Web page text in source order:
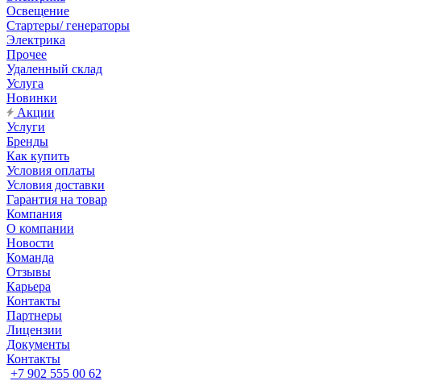
Освещение
Стартеры/ генераторы
Электрика
Прочее
Удаленный склад
Услуга
Новинки
Акции
Услуги
Бренды
Как купить
Условия оплаты
Условия доставки
Гарантия на товар
Компания
О компании
Новости
Команда
Отзывы
Карьера
Контакты
Партнеры
Лицензии
Документы
Контакты
+7 902 555 00 62